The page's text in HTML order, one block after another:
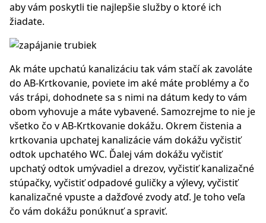
aby vám poskytli tie najlepšie služby o ktoré ich
žiadate.
Ak máte upchatú kanalizáciu tak vám stačí ak zavoláte
do AB-Krtkovanie, poviete im aké máte problémy a čo
vás trápi, dohodnete sa s nimi na dátum kedy to vám
obom vyhovuje a máte vybavené. Samozrejme to nie je
všetko čo v AB-Krtkovanie dokážu. Okrem čistenia a
krtkovania upchatej kanalizácie vám dokážu vyčistiť
odtok upchatého WC. Ďalej vám dokážu vyčistiť
upchatý odtok umývadiel a drezov, vyčistiť kanalizačné
stúpačky, vyčistiť odpadové guličky a výlevy, vyčistiť
kanalizačné vpuste a dažďové zvody atď. Je toho veľa
čo vám dokážu ponúknuť a spraviť.